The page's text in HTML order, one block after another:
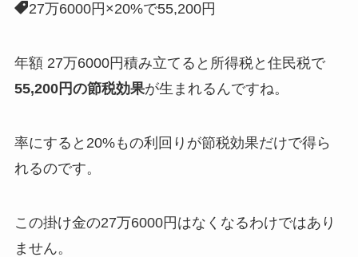
27万6000円×20%で55,200円
年額 27万6000円積み立てると所得税と住民税で
55,200円の節税効果が生まれるんですね。
率にすると 20%もの利回りが節税効果だけで得ら
れるのです。
この掛け金の27万6000円はなくなるわけではあり
ません。